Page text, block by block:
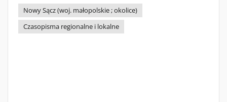
Nowy Sącz (woj. małopolskie ; okolice)
Czasopisma regionalne i lokalne